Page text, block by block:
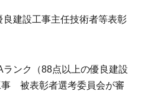
建設工事主任技術者等表彰
ランク（88点以上の優良建設
事 被表彰者選考委員会が審